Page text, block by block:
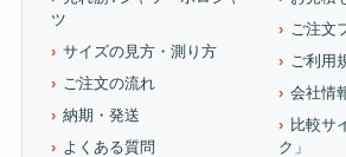
ツ
サイズの見方・測り方
ご注文の流れ
納期・発送
よくある質問
ご注文
ご利用
会社情
比較サ
ク」